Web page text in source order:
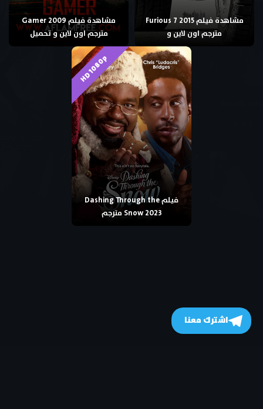
مشاهدة فيلم Furious 7 2015
مترجم اون لاين و
مشاهدة فيلم Gamer 2009
مترجم اون لاين و تحميل
HD 1080p
فيلم Dashing Through the
Snow 2023 مترجم
اشترك معنا